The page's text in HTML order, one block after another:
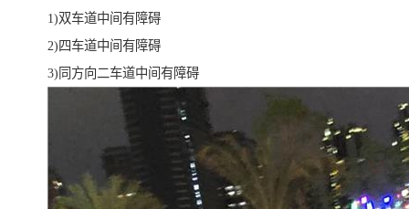
1)双车道中间有障碍
2)四车道中间有障碍
3)同方向二车道中间有障碍